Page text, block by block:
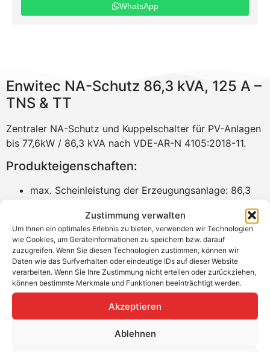
Zustimmung verwalten
Um Ihnen ein optimales Erlebnis zu bieten, verwenden wir Technologien
wie Cookies, um Geräteinformationen zu speichern bzw. darauf
zuzugreifen. Wenn Sie diesen Technologien zustimmen, können wir
Daten wie das Surfverhalten oder eindeutige IDs auf dieser Website
verarbeiten. Wenn Sie Ihre Zustimmung nicht erteilen oder zurückziehen,
können bestimmte Merkmale und Funktionen beeinträchtigt werden.
Akzeptieren
Ablehnen
WhatsApp
Enwitec NA-Schutz 86,3 kVA, 125 A –
TNS & TT
Zentraler NA-Schutz und Kuppelschalter für PV-Anlagen
bis 77,6kW / 86,3 kVA nach VDE-AR-N 4105:2018-11.
Produkteigenschaften:
max. Scheinleistung der Erzeugungsanlage: 86,3
Netzspannung: 3 x 230 / 400 V, 50 Hz
Nennstrom: 125 A
Netzform: TT- oder TN-S (allpolige Trennung)
FRT-Fähigkeit: Ja
Schutzart: IP54
Abmessungen: ca. 360 x 720 x 230 (mm) (B x H x
Gewicht: 13,6 kg